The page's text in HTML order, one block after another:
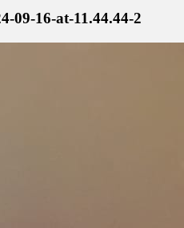
09-16-at-11.44.44-2